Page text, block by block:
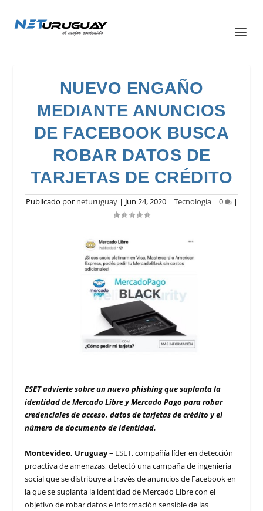
NUEVO ENGAÑO
MEDIANTE ANUNCIOS
DE FACEBOOK BUSCA
ROBAR DATOS DE
TARJETAS DE CRÉDITO
Publicado por neturuguay| Jun 24, 2020| Tecnología| 0 |
ESET advierte sobre un nuevo phishing que suplanta la
identidad de Mercado Libre y Mercado Pago para robar
credenciales de acceso, datos de tarjetas de crédito y el
número de documento de identidad.
Montevideo, Uruguay– ESET, compañía líder en detección
proactiva de amenazas, detectó una campaña de ingeniería
social que se distribuye a través de anuncios de Facebook en
la que se suplanta la identidad de Mercado Libre con el
objetivo de robar datos e información sensible de las